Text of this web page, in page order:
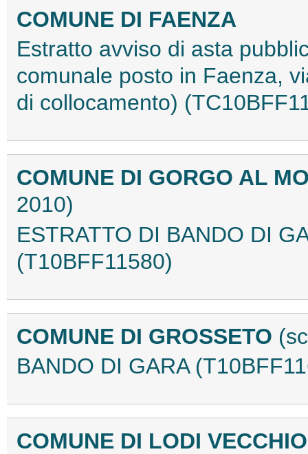
COMUNE DI FAENZA
Estratto avviso di asta
comunale posto in Faenza,
di collocamento)
COMUNE DI GORGO AL
2010)
ESTRATTO DI BANDO DI
(T10BFF11580)
COMUNE DI GROSSETO
BANDO DI GARA
COMUNE DI LODI VECCHIO